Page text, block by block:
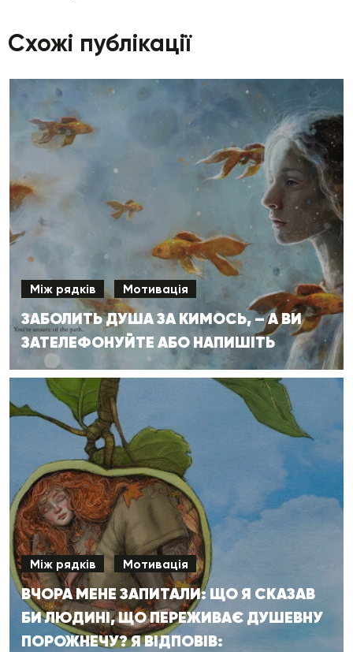
Схожі публікації
Між рядків Мотивація
ЗАБОЛИТЬ ДУША ЗА КИМОСЬ, – А ВИ
ЗАТЕЛЕФОНУЙТЕ АБО НАПИШІТЬ
Між рядків Мотивація
ВЧОРА МЕНЕ ЗАПИТАЛИ: ЩО Я СКАЗАВ
БИ ЛЮДИНІ, ЩО ПЕРЕЖИВАЄ ДУШЕВНУ
ПОРОЖНЕЧУ? Я ВІДПОВІВ: